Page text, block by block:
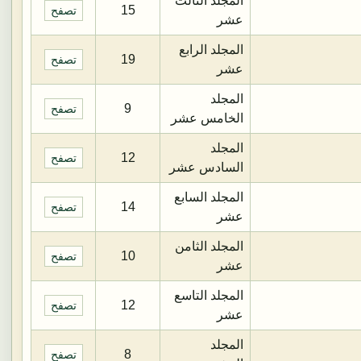
عشر
15 تصفح
المجلد الرابع
عشر
19 تصفح
المجلد
الخامس عشر
9 تصفح
المجلد
السادس عشر
12 تصفح
المجلد السابع
عشر
14 تصفح
المجلد الثامن
عشر
10 تصفح
المجلد التاسع
عشر
12 تصفح
المجلد
8 تصفح